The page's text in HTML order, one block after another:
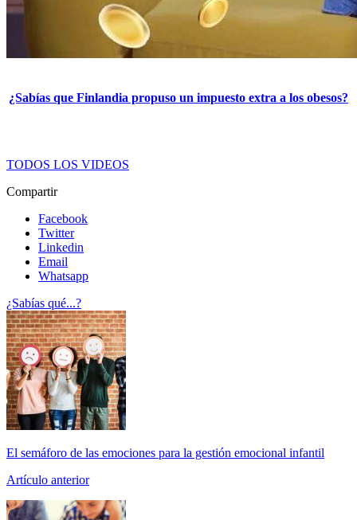
¿Sabías que Finlandia propuso un impuesto extra a los obesos?
TODOS LOS VIDEOS
Compartir
Facebook
Twitter
Linkedin
Email
Whatsapp
¿Sabías qué...?
El semáforo de las emociones para la gestión emocional infantil
Artículo anterior